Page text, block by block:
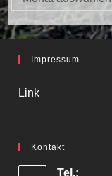
Impressum
Link
Kontakt
Tel.: